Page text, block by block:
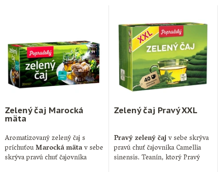
Zelený čaj Marocká
mäta
Aromatizovaný zelený čaj s
príchuťouMarocká mätav sebe
skrýva pravú chuť čajovníka
Zelený čaj Pravý XXL
Pravý zelený čajv sebe skrýva
pravú chuť čajovníka Camellia
sinensis. Teanín, ktorý Pravý